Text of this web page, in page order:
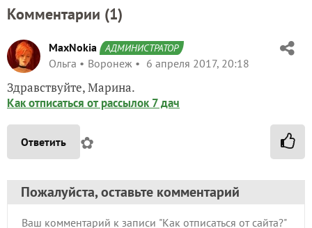
Комментарии (1)
MaxNokia АДМИНИСТРАТОР
Ольга Воронеж 6 апреля 2017, 20:18
Здравствуйте, Марина.
Как отписаться от рассылок 7 дач
Ответить ✿
Пожалуйста, оставьте комментарий